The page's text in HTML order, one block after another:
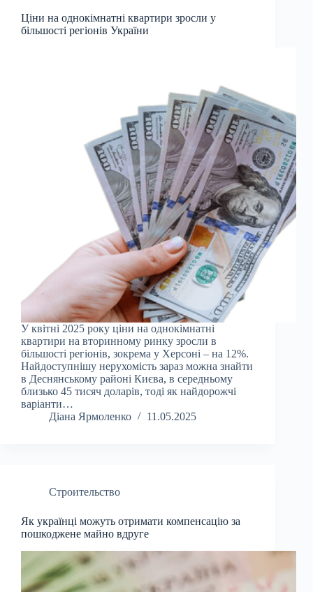
Ціни на однокімнатні квартири зросли у
більшості регіонів України
У квітні 2025 року ціни на однокімнатні
квартири на вторинному ринку зросли в
більшості регіонів, зокрема у Херсоні – на 12%.
Найдоступнішу нерухомість зараз можна знайти
в Деснянському районі Києва, в середньому
близько 45 тисяч доларів, тоді як найдорожчі
варіанти…
Діана Ярмоленко
11.05.2025
Строительство
Як українці можуть отримати компенсацію за
пошкоджене майно вдруге